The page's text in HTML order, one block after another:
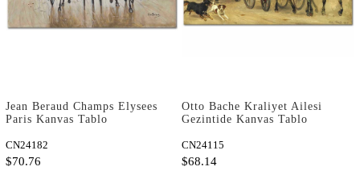
Jean Beraud Champs Elysees
Paris Kanvas Tablo
CN24182
$70.76
Otto Bache Kraliyet Ailesi
Gezintide Kanvas Tablo
CN24115
$68.14